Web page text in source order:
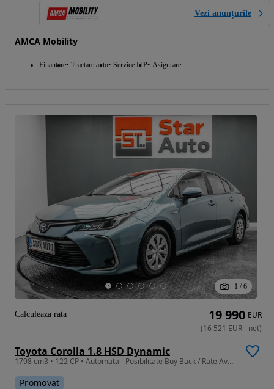
Vezi anunțurile
AMCA Mobility
Finantare Tractare auto Service ITP Asigurare
1 / 6
Toyota Corolla 1.8 HSD Dynamic
1798 cm3 • 122 CP • Automata - Posibilitate Buy Back / Rate Avans 0% / Garantie 36 Luni
Promovat
19 990 EUR
(16 521 EUR- net)
Calculeaza rata